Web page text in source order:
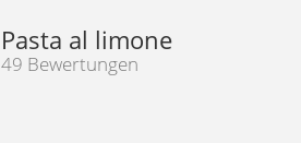
Pasta al limone
49 Bewertungen